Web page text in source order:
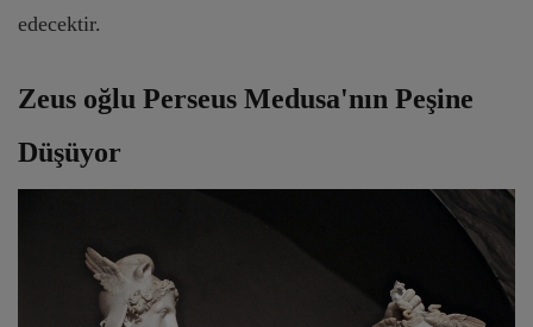
edecektir.
Zeus oğlu Perseus Medusa'nın Peşine
Düşüyor